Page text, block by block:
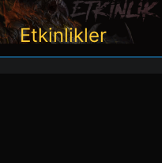
Etkinlikler